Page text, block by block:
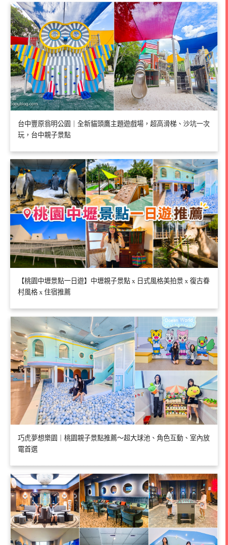
台中豐原翁明公園｜全新貓頭鷹主題遊戲場，超高滑梯、沙坑一次
玩，台中親子景點
【桃園中壢景點一日遊】中壢親子景點 x 日式風格美拍景 x 復古眷
村風格 x 住宿推薦
巧虎夢想樂園｜桃園親子景點推薦～超大球池、角色互動、室內放
電首選